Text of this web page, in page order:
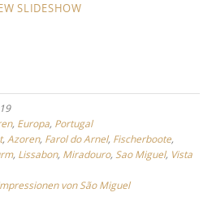
SLIDESHOW
, Europa, Portugal
, Azoren, Farol do Arnel, Fischerboote,
, Lissabon, Miradouro, Sao Miguel, Vista
von São Miguel